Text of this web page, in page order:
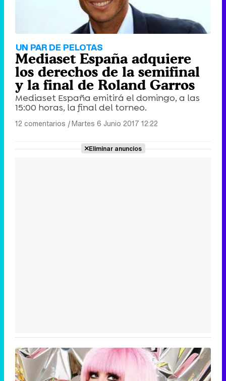
UN PAR DE PELOTAS
Mediaset España adquiere
los derechos de la semifinal
y la final de Roland Garros
Mediaset España emitirá el domingo, a las
15:00 horas, la final del torneo.
12 comentarios |Martes 6 Junio 2017 12:22
Eliminar anuncios